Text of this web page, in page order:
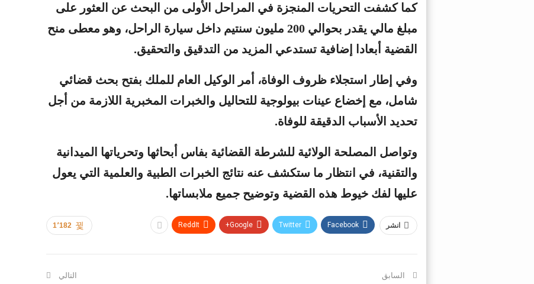
كما كشفت التحريات المنجزة في المراحل الأولى من البحث عن العثور على
مبلغ مالي يقدر بحوالي 200 مليون سنتيم داخل سيارة الراحل، وهو معطى منح
القضية أبعادا إضافية تستدعي المزيد من التدقيق والتحقيق.
وفي إطار استجلاء ظروف الوفاة، أمر الوكيل العام للملك بفتح بحث قضائي
شامل، مع إخضاع عينات بيولوجية للتحاليل والخبرات المخبرية اللازمة من أجل
تحديد الأسباب الدقيقة للوفاة.
وتواصل المصلحة الولائية للشرطة القضائية بفاس أبحاثها وتحرياتها الميدانية
والتقنية، في انتظار ما ستكشف عنه نتائج الخبرات الطبية والعلمية التي يعول
عليها لفك خيوط هذه القضية وتوضيح جميع ملابساتها.
1٬182 انشر Facebook
Twitter
Google+
ReddIt
السابق التالي